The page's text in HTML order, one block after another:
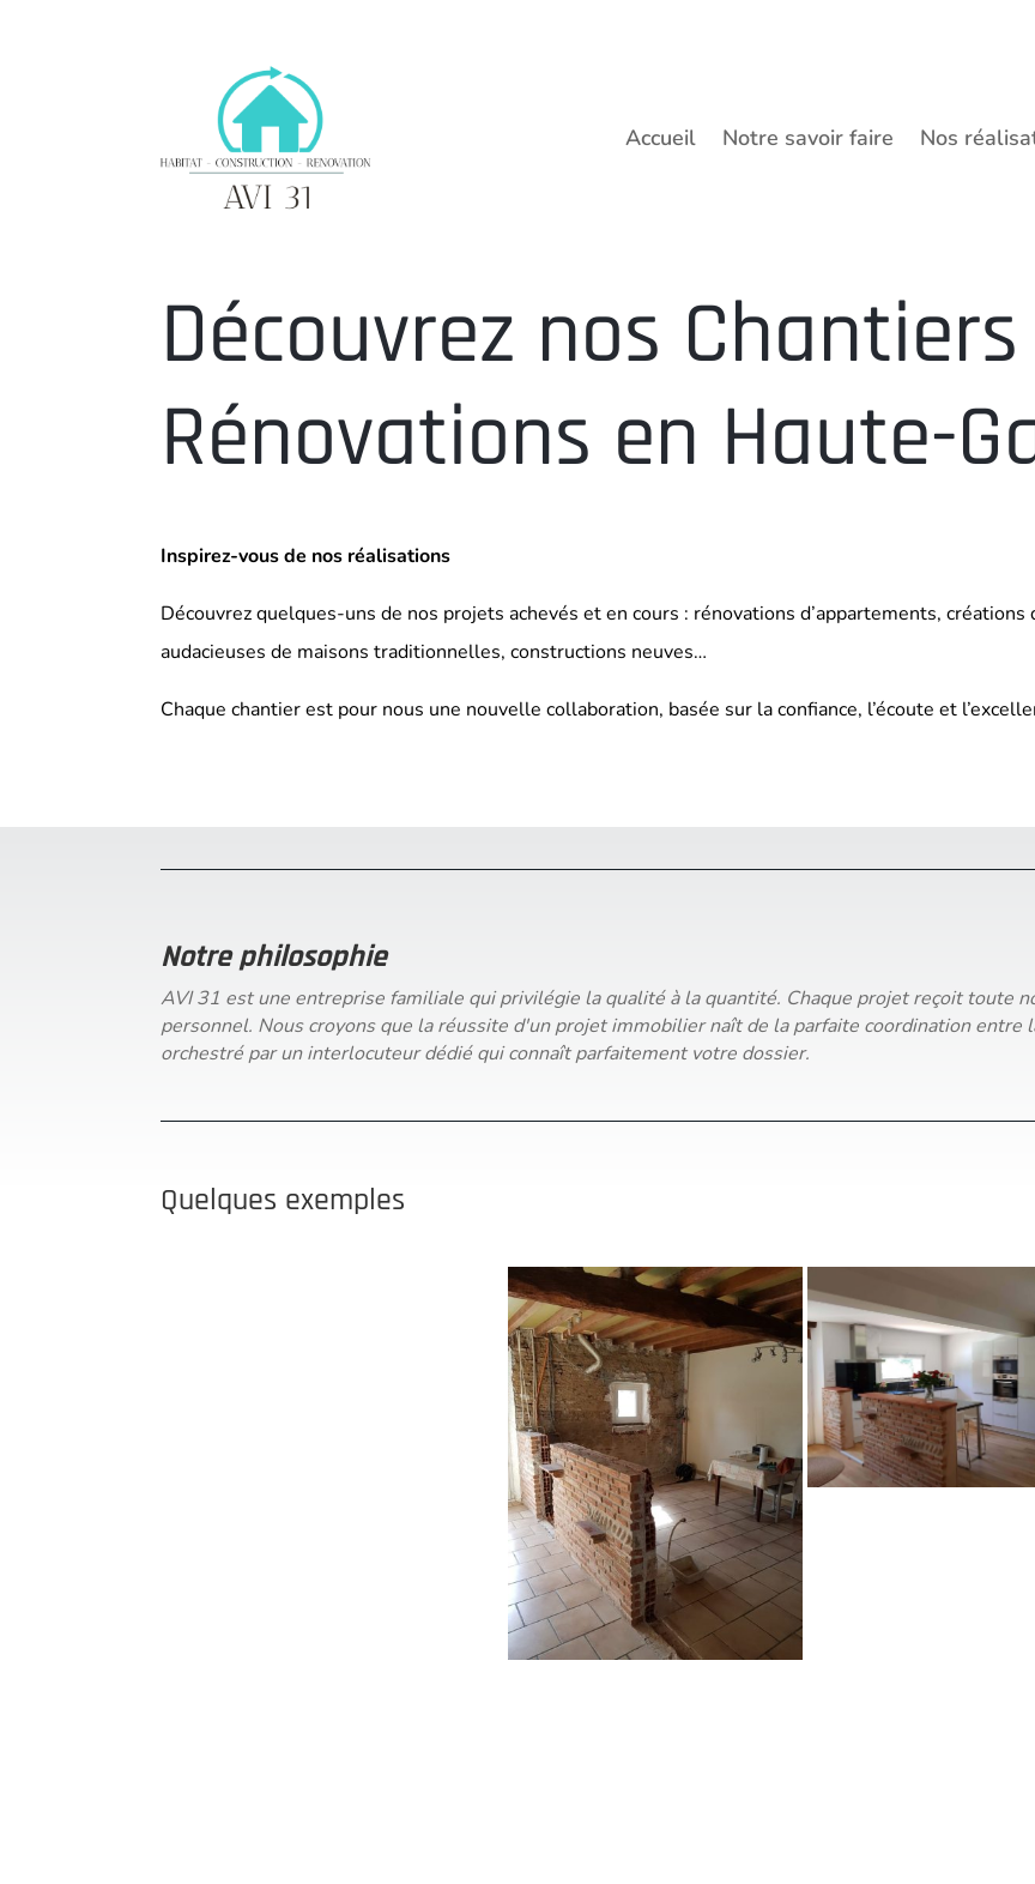
Accueil Notre savoir faire Nos
Découvrez nos
Rénovations en Haute-
Inspirez-vous de nos réalisations
Découvrez quelques-uns de nos projets achevés et en cours : rénovations d’appartements,
audacieuses de maisons traditionnelles, constructions neuves…
Chaque chantier est pour nous une nouvelle collaboration, basée sur la confiance, l’écoute et
Notre philosophie
AVI 31 est une entreprise familiale qui privilégie la qualité à la quantité. Chaque projet reçoit toute
personnel. Nous croyons que la réussite d'un projet immobilier naît de la parfaite coordination
orchestré par uninterlocuteur dédiéqui connaît parfaitement votre dossier.
Quelques exemples